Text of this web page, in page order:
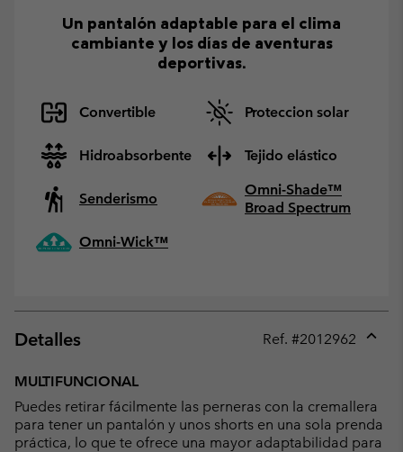
Un pantalón adaptable para el clima
cambiante y los días de aventuras
deportivas.
Convertible Proteccion solar
Hidroabsorbente Tejido elástico
Senderismo
Omni-Shade™
Broad Spectrum
Omni-Wick™
Detalles Ref. #2012962
MULTIFUNCIONAL
Puedes retirar fácilmente las perneras con la cremallera
para tener un pantalón y unos shorts en una sola prenda
práctica, lo que te ofrece una mayor adaptabilidad para